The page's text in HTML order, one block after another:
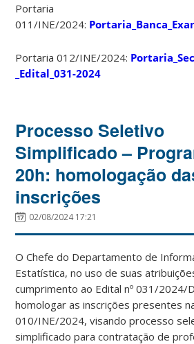
Portaria
011/INE/2024:
Portaria 012/INE/2024:
_Edital_031-2024
Processo Seletivo
Simplificado –
20h: homologação
inscrições
02/08/2024 17:21
O Chefe do Departamento de
Estatística, no uso de suas
cumprimento ao Edital nº 031/2024/
homologar as inscrições presentes
010/INE/2024, visando processo
simplificado para contratação de